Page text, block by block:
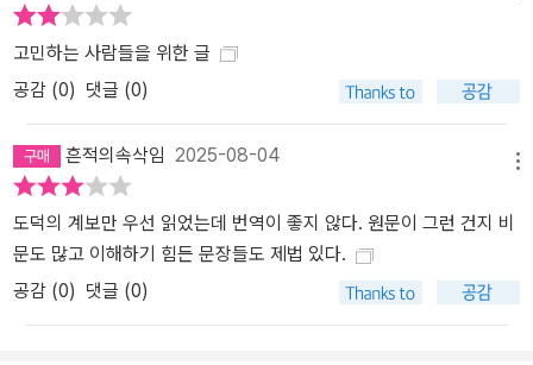
고민하는 사람들을 위한 글
공감 (0) 댓글 (0)
흔적의속삭임 2025-08-04
도덕의 계보만 우선 읽었는데 번역이 좋지 않다. 원문이 그런 건지 비
문도 많고 이해하기 힘든 문장들도 제법 있다.
공감 (0) 댓글 (0)